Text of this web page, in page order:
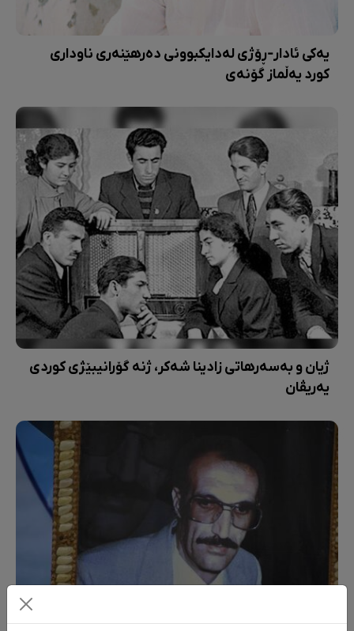
یەکی ئادار-ڕۆژی لەدایکبوونی دەرهێنەری ناوداری
کورد یەڵماز گۆنەی
ژیان و بەسەرهاتی زادینا شەکر، ژنە گۆرانیبێژی کوردی
یەریڤان